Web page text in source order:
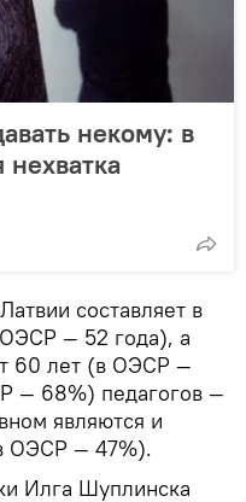
некому: в
составляет в
— 52 года), а
60 лет (в ОЭСР —
— 68%) педагогов —
являются и
ОЭСР — 47%).
Илга Шуплинска